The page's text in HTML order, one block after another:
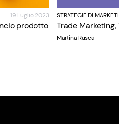
19 Luglio 2023
prodotto
STRATEGIE DI
Trade Marketing,
Martina Rusca